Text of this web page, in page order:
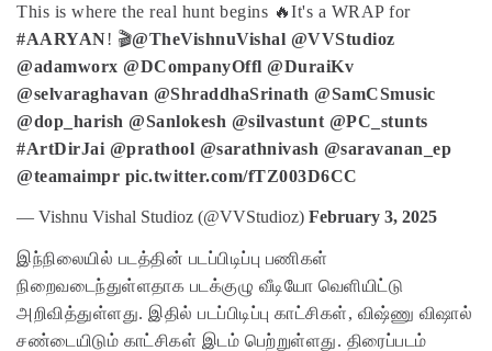
This is where the real hunt begins 🔥It's a WRAP for
#AARYAN! 🎬@TheVishnuVishal @VVStudioz
@adamworx @DCompanyOffl @DuraiKv
@selvaraghavan @ShraddhaSrinath @SamCSmusic
@dop_harish @Sanlokesh @silvastunt @PC_stunts
#ArtDirJai @prathool @sarathnivash @saravanan_ep
@teamaimpr pic.twitter.com/fTZ003D6CC
— Vishnu Vishal Studioz (@VVStudioz) February 3, 2025
இந்நிலையில் படத்தின் படப்பிடிப்பு பணிகள்
நிறைவடைந்துள்ளதாக படக்குழு வீடியோ வெளியிட்டு
அறிவித்துள்ளது. இதில் படப்பிடிப்பு காட்சிகள், விஷ்ணு விஷால்
சண்டையிடும் காட்சிகள் இடம் பெற்றுள்ளது. திரைப்படம்